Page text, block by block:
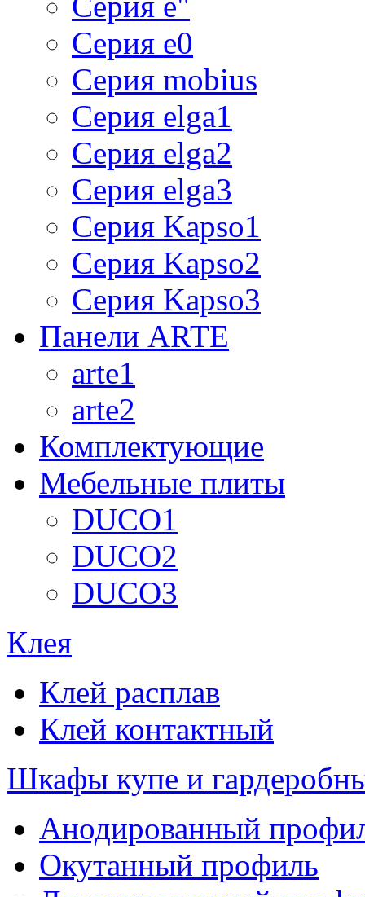
Серия e0
Серия mobius
Серия elga1
Серия elga2
Серия elga3
Серия Kapso1
Серия Kapso2
Серия Kapso3
Панели ARTE
arte1
arte2
Комплектующие
Мебельные плиты
DUCO1
DUCO2
DUCO3
Клея
Клей расплав
Клей контактный
Шкафы купе и
Анодированный
Окутанный профиль